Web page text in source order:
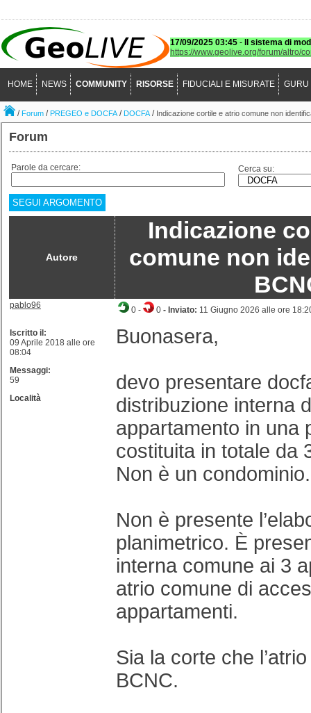
17/09/2025 03:45 -
Il sistema di
https://www.geolive.org/forum/altro/
HOME NEWS COMMUNITY RISORSE FIDUCIALI E MISURATE GURU
/Forum /PREGEO e DOCFA/DOCFA/ Indicazione cortile e atrio comune non
Forum
Parole da cercare: Cerca su:
SEGUI ARGOMENTO
Autore
Indicazione
comune non
pablo96
Iscritto il:
09 Aprile 2018 alle ore
08:04
Messaggi:
59
Località
0 - 0 - Inviato: 11 Giugno 2026 alle ore
Buonasera,
devo presentare
distribuzione interna
appartamento in una
costituita in totale da
Non è un condominio.
Non è presente
planimetrico. È
interna comune ai 3
atrio comune di
appartamenti.
Sia la corte che
BCNC.